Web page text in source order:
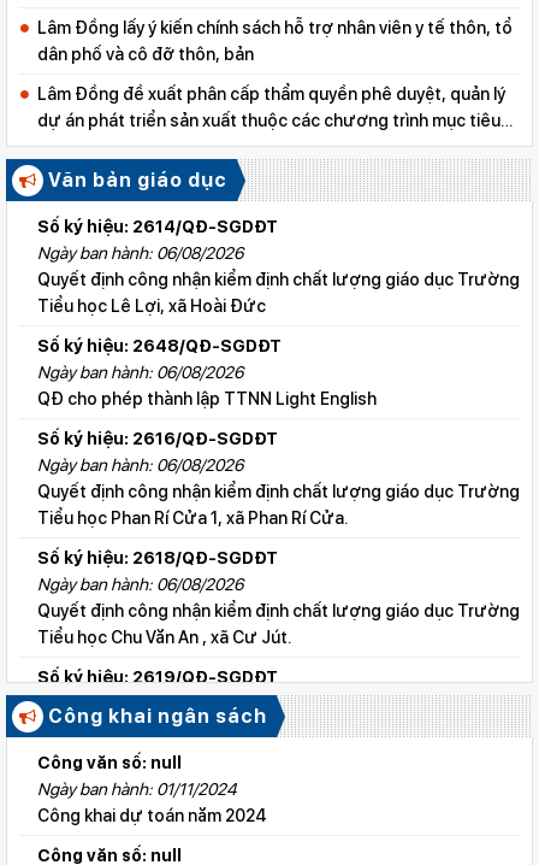
Lâm Đồng lấy ý kiến chính sách hỗ trợ nhân viên y tế thôn, tổ
dân phố và cô đỡ thôn, bản
Lâm Đồng đề xuất phân cấp thẩm quyền phê duyệt, quản lý
dự án phát triển sản xuất thuộc các chương trình mục tiêu
quốc gia
Văn bản giáo dục
Số ký hiệu: 2614/QĐ-SGDĐT
Ngày ban hành: 06/08/2026
Quyết định công nhận kiểm định chất lượng giáo dục Trường
Tiểu học Lê Lợi, xã Hoài Đức
Số ký hiệu: 2648/QĐ-SGDĐT
Ngày ban hành: 06/08/2026
QĐ cho phép thành lập TTNN Light English
Số ký hiệu: 2616/QĐ-SGDĐT
Ngày ban hành: 06/08/2026
Quyết định công nhận kiểm định chất lượng giáo dục Trường
Tiểu học Phan Rí Cửa 1, xã Phan Rí Cửa.
Số ký hiệu: 2618/QĐ-SGDĐT
Ngày ban hành: 06/08/2026
Quyết định công nhận kiểm định chất lượng giáo dục Trường
Tiểu học Chu Văn An , xã Cư Jút.
Số ký hiệu: 2619/QĐ-SGDĐT
Ngày ban hành: 06/08/2026
Quyết định công nhận kiểm định chất lượng giáo dục Trường
Tiểu học Lý Tự Trọng , xã Cư Jút.
Số ký hiệu: 2615/QĐ-SGDĐT
Ngày ban hành: 06/08/2026
Quyết định công nhận kiểm định chất lượng giáo dục Trường
Công khai ngân sách
Công văn số: null
Ngày ban hành: 01/11/2024
Công khai dự toán năm 2024
Công văn số: null